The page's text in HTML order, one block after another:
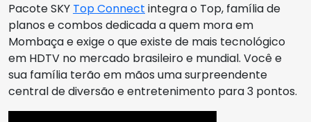
Pacote SKY Top Connect integra o Top, família de
planos e combos dedicada a quem mora em
Mombaça e exige o que existe de mais tecnológico
em HDTV no mercado brasileiro e mundial. Você e
sua família terão em mãos uma surpreendente
central de diversão e entretenimento para 3 pontos.